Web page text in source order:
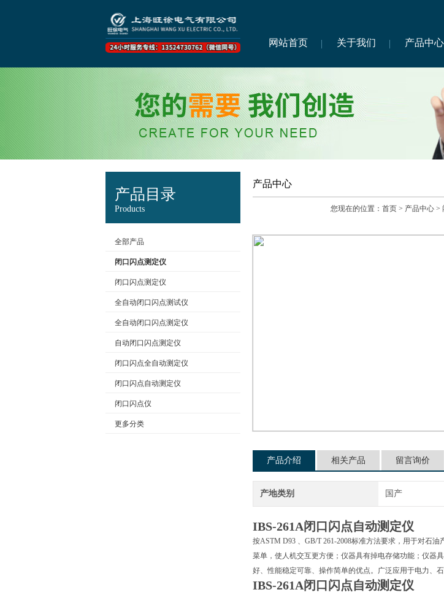
网站首页 关于我们 产品中心
产品目录
Products
全部产品
闭口闪点测定仪
闭口闪点测定仪
全自动闭口闪点测试仪
全自动闭口闪点测定仪
自动闭口闪点测定仪
闭口闪点全自动测定仪
闭口闪点自动测定仪
闭口闪点仪
更多分类
产品中心
您现在的位置： 首页 > 产品中心 >
产品介绍 相关产品 留言询价
产地类别 国产
IBS-261A闭口闪点自动测定仪
按ASTM D93 、GB/T 261-2008标准方法要求，用于对石
菜单，使人机交互更方便；仪器具有掉电存储功能；仪器
好、性能稳定可靠、操作简单的优点。广泛应用于电力、
IBS-261A闭口闪点自动测定仪